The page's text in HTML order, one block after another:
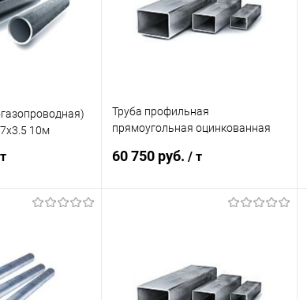
Под заказ В избранное Под заказ
10м
Сравнение
Под заказ
Труба профильная
прямоугольная оцинкованная
60 750 руб. / т
Купить в 1 клик
В избранное Под заказ